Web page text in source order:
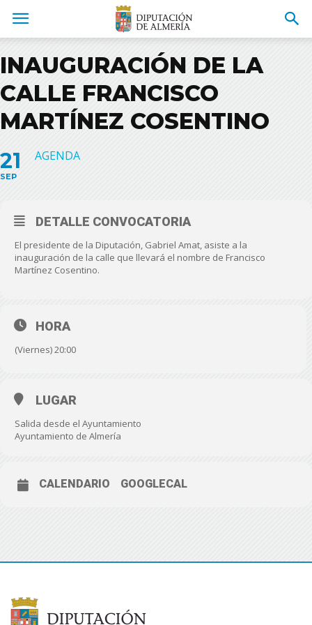
INAUGURACIÓN DE LA
CALLE FRANCISCO
MARTÍNEZ COSENTINO
21
SEP
AGENDA
DETALLE CONVOCATORIA
El presidente de la Diputación, Gabriel Amat, asiste a la
inauguración de la calle que llevará el nombre de Francisco
Martínez Cosentino.
HORA
(Viernes) 20:00
LUGAR
Salida desde el Ayuntamiento
Ayuntamiento de Almería
CALENDARIO GOOGLECAL